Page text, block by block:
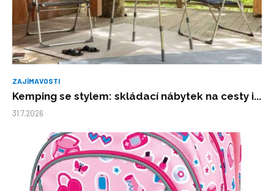
ZAJÍMAVOSTI
Kemping se stylem: skládací nábytek na cesty i...
31.7.2026